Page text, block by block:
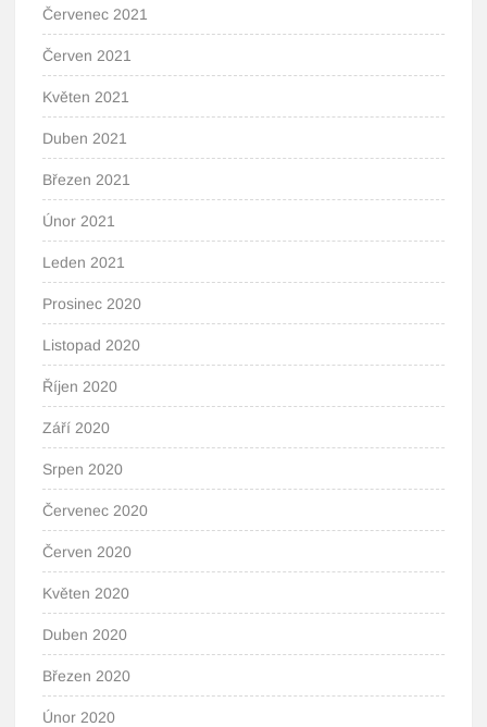
Červenec 2021
Červen 2021
Květen 2021
Duben 2021
Březen 2021
Únor 2021
Leden 2021
Prosinec 2020
Listopad 2020
Říjen 2020
Září 2020
Srpen 2020
Červenec 2020
Červen 2020
Květen 2020
Duben 2020
Březen 2020
Únor 2020